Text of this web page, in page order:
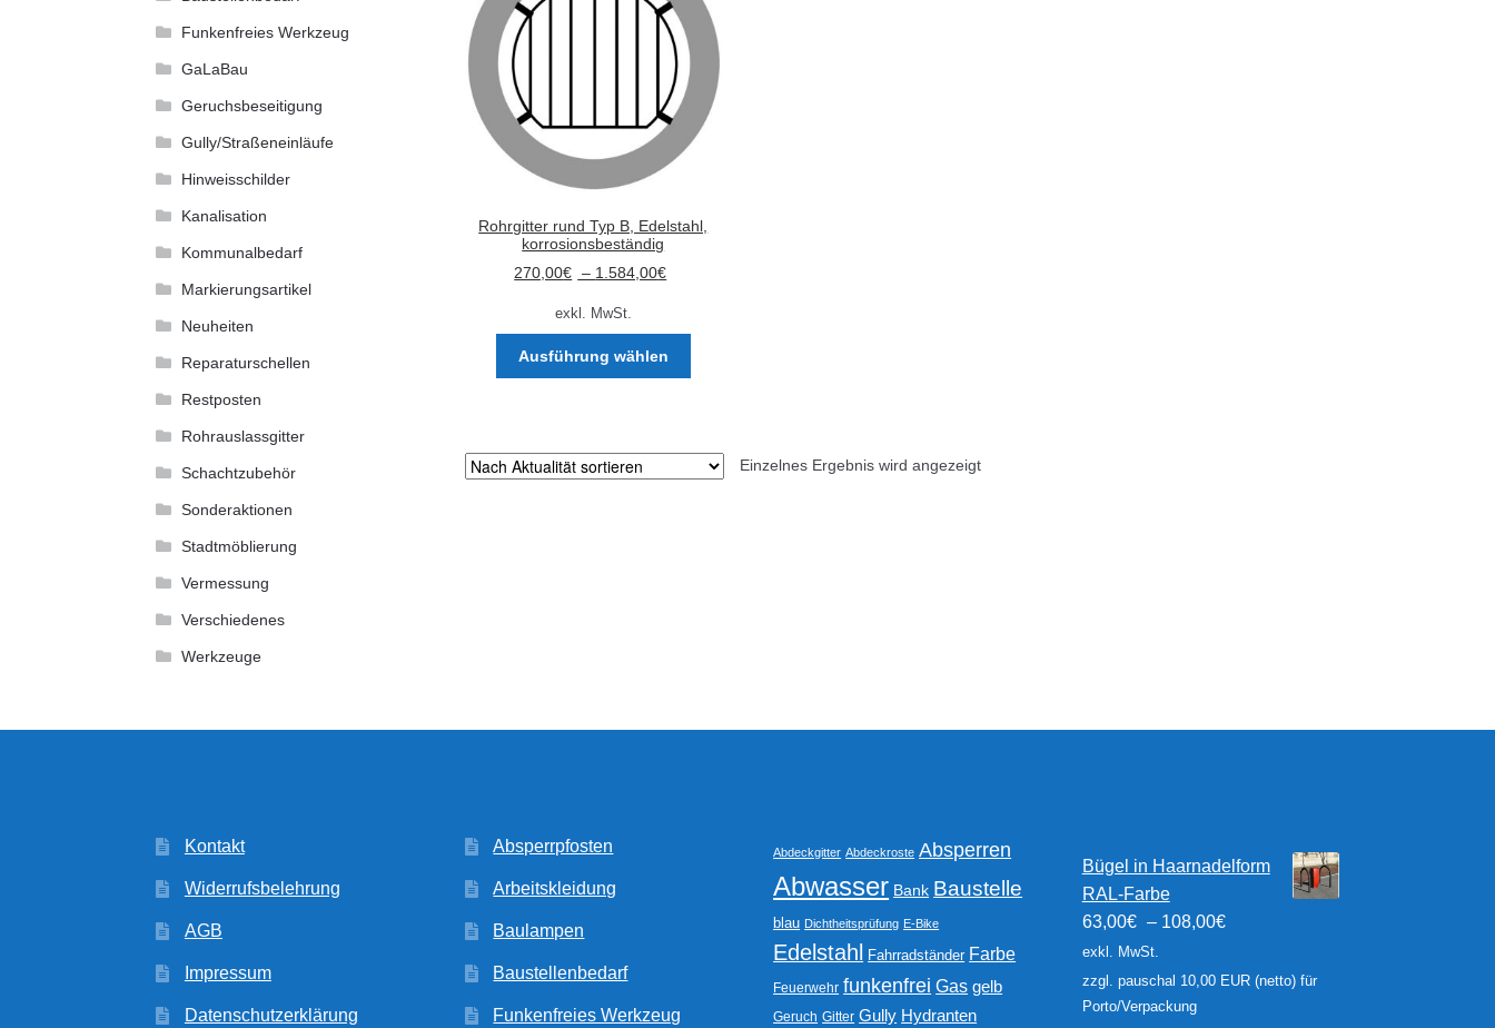
Rohrgitter rund Typ B, Edelstahl,
korrosionsbeständig
270,00€ – 1.584,00€
exkl. MwSt.
Ausführung wählen
auf.
Einzelnes Ergebnis wird angezeigt
Funkenfreies Werkzeug
GaLaBau
Geruchsbeseitigung
Gully/Straßeneinläufe
Hinweisschilder
Kanalisation
Kommunalbedarf
Markierungsartikel
Neuheiten
Reparaturschellen
Restposten
Rohrauslassgitter
Schachtzubehör
Sonderaktionen
Stadtmöblierung
Vermessung
Verschiedenes
Werkzeuge
Kontakt
Widerrufsbelehrung
AGB
Impressum
Datenschutzerklärung
Absperrpfosten
Arbeitskleidung
Baulampen
Baustellenbedarf
Funkenfreies Werkzeug
Abdeckgitter Abdeckroste Absperren
Abwasser Bank Baustelle
blau Dichtheitsprüfung E-Bike
Edelstahl Fahrradständer Farbe
Feuerwehr funkenfrei Gas gelb
Geruch Gitter Gully Hydranten
Bügel in Haarnadelform
RAL-Farbe
63,00€ – 108,00€
exkl. MwSt.
zzgl. pauschal 10,00 EUR (netto) für
Porto/Verpackung